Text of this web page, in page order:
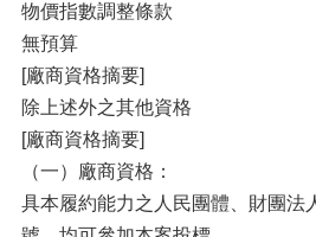
物價指數調整條款
無預算
[廠商資格摘要]
除上述外之其他資格
[廠商資格摘要]
（一）廠商資格：
具本履約能力之人民團體、財團法